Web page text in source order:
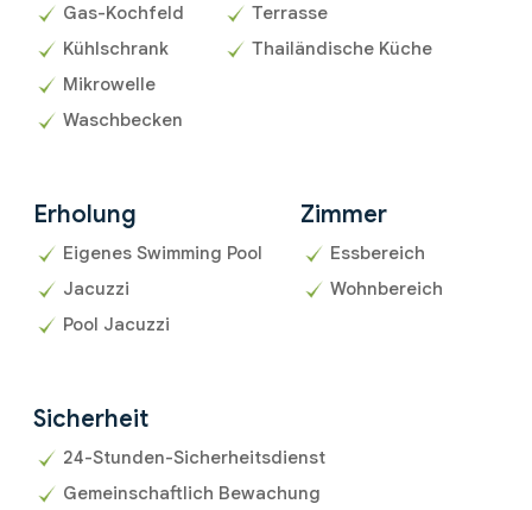
Gas-Kochfeld
Kühlschrank
Mikrowelle
Waschbecken
Terrasse
Thailändische Küche
Erholung
Eigenes Swimming Pool
Jacuzzi
Pool Jacuzzi
Zimmer
Essbereich
Wohnbereich
Sicherheit
24-Stunden-Sicherheitsdienst
Gemeinschaftlich Bewachung